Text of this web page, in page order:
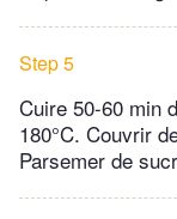
Step 5
Cuire 50-60 min
180°C. Couvrir
Parsemer de